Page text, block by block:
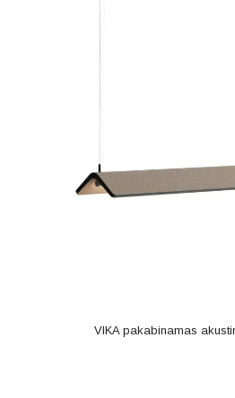
VIKA pakabinamas